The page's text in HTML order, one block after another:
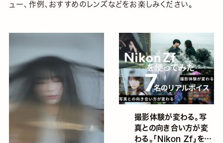
ュー、作例、おすすめのレンズなどをお楽しみください。
撮影体験が変わる。写
真との向き合い方が変
わる。「Nikon Zf」を使